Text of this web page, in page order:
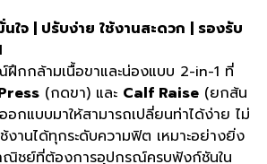
ใจ | ปรับง่าย ใช้งานสะดวก | รองรับ
กกล้ามเนื้อขาและน่องแบบ 2-in-1 ที่
(กดขา) และ Calf Raise (ยกส้น
อกแบบมาให้สามารถเปลี่ยนท่าได้ง่าย ไม่
งานได้ทุกระดับความฟิต เหมาะอย่างยิ่ง
ณิชย์ที่ต้องการอุปกรณ์ครบฟังก์ชันใน